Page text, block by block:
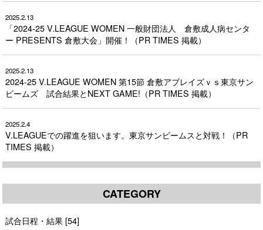
2025.2.13
「2024-25 V.LEAGUE WOMEN 一般財団法人 倉敷成人病センタ
ー PRESENTS 倉敷大会」開催！（PR TIMES 掲載）
2025.2.13
2024-25 V.LEAGUE WOMEN 第15節 倉敷アブレイズｖｓ東京サン
ビームズ 試合結果とNEXT GAME!（PR TIMES 掲載）
2025.2.4
V.LEAGUEでの躍進を狙います。東京サンビームスと対戦！（PR
TIMES 掲載）
CATEGORY
試合日程・結果 [54]